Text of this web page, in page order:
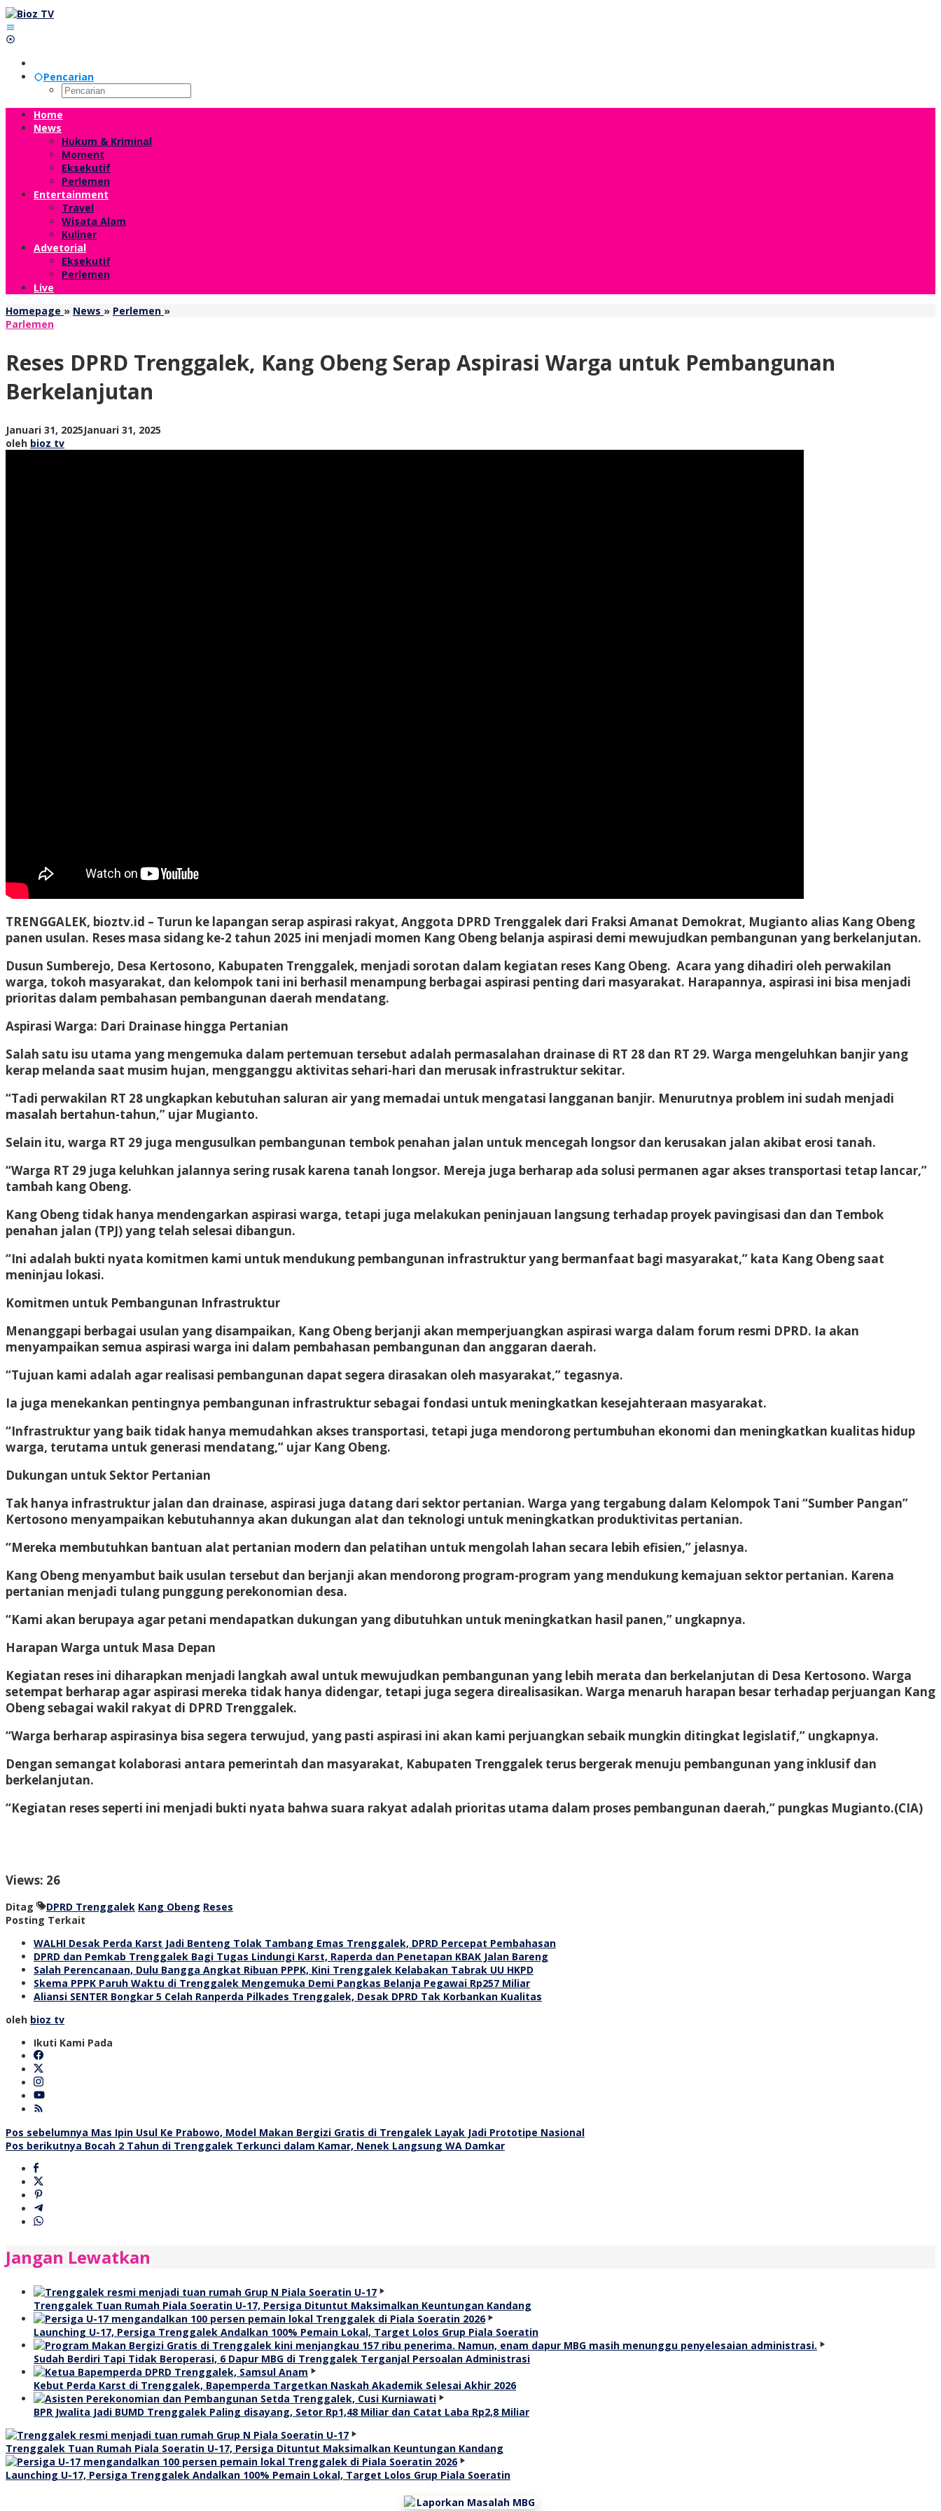
Lewati
ke
konten
Pencarian
Home
News
Hukum & Kriminal
Moment
Eksekutif
Perlemen
Entertainment
Travel
Wisata Alam
Kuliner
Advetorial
Eksekutif
Perlemen
Live
Homepage » News » Perlemen »Reses
Obeng
Serap
Parlemen
Reses DPRD Trenggalek, Kang Obeng Serap Aspirasi Warga untuk Pembangunan
Berkelanjutan
Januari 31, 2025Januari 31, 2025
oleh bioz tv
TRENGGALEK, bioztv.id – Turun ke lapangan serap aspirasi rakyat, Anggota DPRD Trenggalek dari Fraksi Amanat Demokrat, Mugianto alias Kang Obeng
panen usulan. Reses masa sidang ke-2 tahun 2025 ini menjadi momen Kang Obeng belanja aspirasi demi mewujudkan pembangunan yang berkelanjutan.
Dusun Sumberejo, Desa Kertosono, Kabupaten Trenggalek, menjadi sorotan dalam kegiatan reses Kang Obeng. Acara yang dihadiri oleh perwakilan
warga, tokoh masyarakat, dan kelompok tani ini berhasil menampung berbagai aspirasi penting dari masyarakat. Harapannya, aspirasi ini bisa menjadi
prioritas dalam pembahasan pembangunan daerah mendatang.
Aspirasi Warga: Dari Drainase hingga Pertanian
Salah satu isu utama yang mengemuka dalam pertemuan tersebut adalah permasalahan drainase di RT 28 dan RT 29. Warga mengeluhkan banjir yang
kerap melanda saat musim hujan, mengganggu aktivitas sehari-hari dan merusak infrastruktur sekitar.
“Tadi perwakilan RT 28 ungkapkan kebutuhan saluran air yang memadai untuk mengatasi langganan banjir. Menurutnya problem ini sudah menjadi
masalah bertahun-tahun,” ujar Mugianto.
Selain itu, warga RT 29 juga mengusulkan pembangunan tembok penahan jalan untuk mencegah longsor dan kerusakan jalan akibat erosi tanah.
“Warga RT 29 juga keluhkan jalannya sering rusak karena tanah longsor. Mereja juga berharap ada solusi permanen agar akses transportasi tetap lancar,”
tambah kang Obeng.
Kang Obeng tidak hanya mendengarkan aspirasi warga, tetapi juga melakukan peninjauan langsung terhadap proyek pavingisasi dan dan Tembok
penahan jalan (TPJ) yang telah selesai dibangun.
“Ini adalah bukti nyata komitmen kami untuk mendukung pembangunan infrastruktur yang bermanfaat bagi masyarakat,” kata Kang Obeng saat
meninjau lokasi.
Komitmen untuk Pembangunan Infrastruktur
Menanggapi berbagai usulan yang disampaikan, Kang Obeng berjanji akan memperjuangkan aspirasi warga dalam forum resmi DPRD. Ia akan
menyampaikan semua aspirasi warga ini dalam pembahasan pembangunan dan anggaran daerah.
“Tujuan kami adalah agar realisasi pembangunan dapat segera dirasakan oleh masyarakat,” tegasnya.
Ia juga menekankan pentingnya pembangunan infrastruktur sebagai fondasi untuk meningkatkan kesejahteraan masyarakat.
“Infrastruktur yang baik tidak hanya memudahkan akses transportasi, tetapi juga mendorong pertumbuhan ekonomi dan meningkatkan kualitas hidup
warga, terutama untuk generasi mendatang,” ujar Kang Obeng.
Dukungan untuk Sektor Pertanian
Tak hanya infrastruktur jalan dan drainase, aspirasi juga datang dari sektor pertanian. Warga yang tergabung dalam Kelompok Tani “Sumber Pangan”
Kertosono menyampaikan kebutuhannya akan dukungan alat dan teknologi untuk meningkatkan produktivitas pertanian.
“Mereka membutuhkan bantuan alat pertanian modern dan pelatihan untuk mengolah lahan secara lebih efisien,” jelasnya.
Kang Obeng menyambut baik usulan tersebut dan berjanji akan mendorong program-program yang mendukung kemajuan sektor pertanian. Karena
pertanian menjadi tulang punggung perekonomian desa.
“Kami akan berupaya agar petani mendapatkan dukungan yang dibutuhkan untuk meningkatkan hasil panen,” ungkapnya.
Harapan Warga untuk Masa Depan
Kegiatan reses ini diharapkan menjadi langkah awal untuk mewujudkan pembangunan yang lebih merata dan berkelanjutan di Desa Kertosono. Warga
setempat berharap agar aspirasi mereka tidak hanya didengar, tetapi juga segera direalisasikan. Warga menaruh harapan besar terhadap perjuangan Kang
Obeng sebagai wakil rakyat di DPRD Trenggalek.
“Warga berharap aspirasinya bisa segera terwujud, yang pasti aspirasi ini akan kami perjuangkan sebaik mungkin ditingkat legislatif,” ungkapnya.
Dengan semangat kolaborasi antara pemerintah dan masyarakat, Kabupaten Trenggalek terus bergerak menuju pembangunan yang inklusif dan
berkelanjutan.
“Kegiatan reses seperti ini menjadi bukti nyata bahwa suara rakyat adalah prioritas utama dalam proses pembangunan daerah,” pungkas Mugianto.(CIA)
Views: 26
Ditag DPRD Trenggalek Kang Obeng Reses
Posting Terkait
WALHI Desak Perda Karst Jadi Benteng Tolak Tambang Emas Trenggalek, DPRD Percepat Pembahasan
DPRD dan Pemkab Trenggalek Bagi Tugas Lindungi Karst, Raperda dan Penetapan KBAK Jalan Bareng
Salah Perencanaan, Dulu Bangga Angkat Ribuan PPPK, Kini Trenggalek Kelabakan Tabrak UU HKPD
Skema PPPK Paruh Waktu di Trenggalek Mengemuka Demi Pangkas Belanja Pegawai Rp257 Miliar
Aliansi SENTER Bongkar 5 Celah Ranperda Pilkades Trenggalek, Desak DPRD Tak Korbankan Kualitas
oleh bioz tv
Ikuti Kami Pada
Navigasi
pos
Pos sebelumnya Mas Ipin Usul Ke Prabowo, Model Makan Bergizi Gratis di Trengalek Layak Jadi Prototipe Nasional
Pos berikutnya Bocah 2 Tahun di Trenggalek Terkunci dalam Kamar, Nenek Langsung WA Damkar
Jangan Lewatkan
Trenggalek Tuan Rumah Piala Soeratin U-17, Persiga Dituntut Maksimalkan Keuntungan Kandang
Launching U-17, Persiga Trenggalek Andalkan 100% Pemain Lokal, Target Lolos Grup Piala Soeratin
Sudah Berdiri Tapi Tidak Beroperasi, 6 Dapur MBG di Trenggalek Terganjal Persoalan Administrasi
Kebut Perda Karst di Trenggalek, Bapemperda Targetkan Naskah Akademik Selesai Akhir 2026
BPR Jwalita Jadi BUMD Trenggalek Paling disayang, Setor Rp1,48 Miliar dan Catat Laba Rp2,8 Miliar
Trenggalek Tuan Rumah Piala Soeratin U-17, Persiga Dituntut Maksimalkan Keuntungan Kandang
Launching U-17, Persiga Trenggalek Andalkan 100% Pemain Lokal, Target Lolos Grup Piala Soeratin